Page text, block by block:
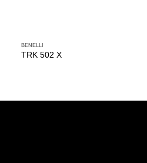
BENELLI
TRK 502 X